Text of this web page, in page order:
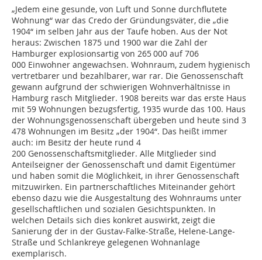
„Jedem eine gesunde, von Luft und Sonne durchflutete
Wohnung“ war das Credo der Gründungsväter, die „die
1904“ im selben Jahr aus der Taufe hoben. Aus der Not
heraus: Zwischen 1875 und 1900 war die Zahl der
Hamburger explosionsartig von 265 000 auf 706
000 Einwohner angewachsen. Wohnraum, zudem hygienisch
vertretbarer und bezahlbarer, war rar. Die Genossenschaft
gewann aufgrund der schwierigen Wohnverhältnisse in
Hamburg rasch Mitglieder. 1908 bereits war das erste Haus
mit 59 Wohnun­gen bezugsfertig, 1935 wurde das 100. Haus
der Wohnungsgenossenschaft übergeben und heute sind 3
478 Wohnungen im Besitz „der 1904“. Das heißt immer
auch: im Besitz der heute rund 4
200 Genossenschaftsmitglieder. Alle Mitglieder sind
Anteilseigner der Genossenschaft und damit Eigentümer
und haben somit die Möglichkeit, in ihrer Genossenschaft
mitzuwirken. Ein partnerschaftliches Miteinander gehört
ebenso dazu wie die Ausgestaltung des Wohnraums unter
gesellschaftlichen und sozialen Gesichtspunkten. In
welchen Details sich dies konkret auswirkt, zeigt die
Sanierung der in der Gustav-Falke-Straße, Helene-Lange-
Straße und Schlankreye gelegenen Wohnanlage
exemplarisch.